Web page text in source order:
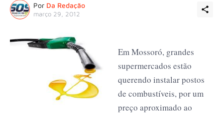
Por Da Redação
março 29, 2012
Em Mossoró, grandes
supermercados estão
querendo instalar postos
de combustíveis, por um
preço aproximado ao